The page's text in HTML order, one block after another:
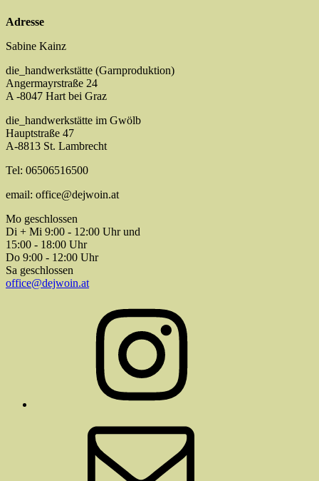
Adresse
Sabine Kainz
die_handwerkstätte (Garnproduktion)
Angermayrstraße 24
A -8047 Hart bei Graz
die_handwerkstätte im Gwölb
Hauptstraße 47
A-8813 St. Lambrecht
Tel: 06506516500
email: office@dejwoin.at
Mo geschlossen
Di + Mi 9:00 - 12:00 Uhr und
15:00 - 18:00 Uhr
Do 9:00 - 12:00 Uhr
Sa geschlossen
office@dejwoin.at